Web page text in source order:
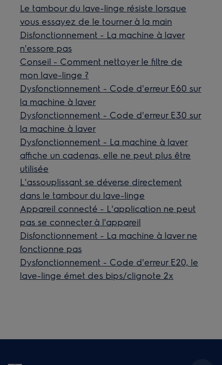
Le tambour du lave-linge résiste lorsque
vous essayez de le tourner à la main
Disfonctionnement - La machine à laver
n'essore pas
Conseil - Comment nettoyer le filtre de
mon lave-linge ?
Dysfonctionnement - Code d'erreur E60 sur
la machine à laver
Dysfonctionnement - Code d'erreur E30 sur
la machine à laver
Dysfonctionnement - La machine à laver
affiche un cadenas, elle ne peut plus être
utilisée
L'assouplissant se déverse directement
dans le tambour du lave-linge
Appareil connecté - L'application ne peut
pas se connecter à l'appareil
Disfonctionnement - La machine à laver ne
fonctionne pas
Dysfonctionnement - Code d'erreur E20, le
lave-linge émet des bips/clignote 2x